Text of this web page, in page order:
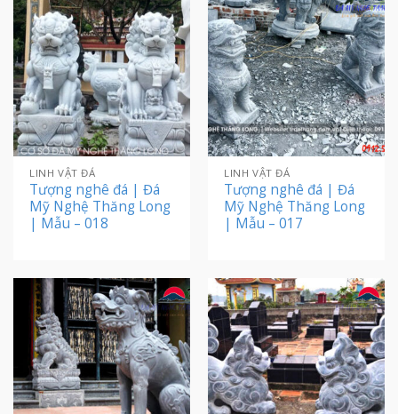
LINH VẬT ĐÁ
Tượng nghê đá | Đá
Mỹ Nghệ Thăng Long
| Mẫu – 018
LINH VẬT ĐÁ
Tượng nghê đá | Đá
Mỹ Nghệ Thăng Long
| Mẫu – 017